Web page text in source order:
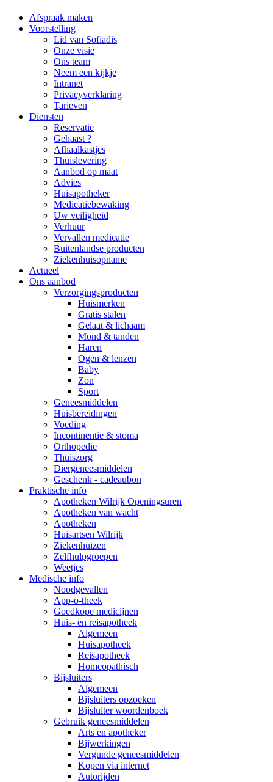
Afspraak maken
Voorstelling
Lid van Sofiadis
Onze visie
Ons team
Neem een kijkje
Intranet
Privacyverklaring
Tarieven
Diensten
Reservatie
Gehaast ?
Afhaalkastjes
Thuislevering
Aanbod op maat
Advies
Huisapotheker
Medicatiebewaking
Uw veiligheid
Verhuur
Vervallen medicatie
Buitenlandse producten
Ziekenhuisopname
Actueel
Ons aanbod
Verzorgingsproducten
Huismerken
Gratis stalen
Gelaat & lichaam
Mond & tanden
Haren
Ogen & lenzen
Baby
Zon
Sport
Geneesmiddelen
Huisbereidingen
Voeding
Incontinentie & stoma
Orthopedie
Thuiszorg
Diergeneesmiddelen
Geschenk - cadeaubon
Praktische info
Apotheken Wilrijk Openingsuren
Apotheken van wacht
Apotheken
Huisartsen Wilrijk
Ziekenhuizen
Zelfhulpgroepen
Weetjes
Medische info
Noodgevallen
App-o-theek
Goedkope medicijnen
Huis- en reisapotheek
Algemeen
Huisapotheek
Reisapotheek
Homeopathisch
Bijsluiters
Algemeen
Bijsluiters opzoeken
Bijsluiter woordenboek
Gebruik geneesmiddelen
Arts en apotheker
Bijwerkingen
Vergunde geneesmiddelen
Kopen via internet
Autorijden